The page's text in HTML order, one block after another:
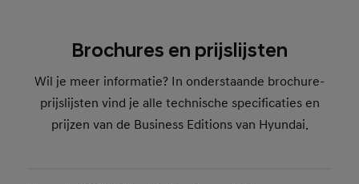
Brochures en prijslijsten
Wil je meer informatie? In onderstaande brochure-
prijslijsten vind je alle technische specificaties en
prijzen van de Business Editions van Hyundai.